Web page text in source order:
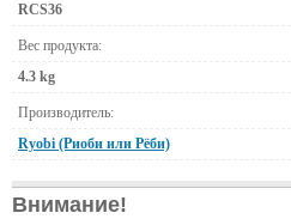
RCS36
Вес продукта:
4.3 kg
Производитель:
Ryobi (Риоби или Рёби)
Внимание!